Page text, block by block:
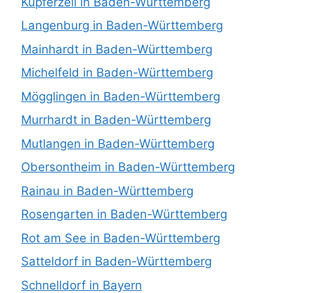
Langenburg in Baden-Württemberg
Mainhardt in Baden-Württemberg
Michelfeld in Baden-Württemberg
Mögglingen in Baden-Württemberg
Murrhardt in Baden-Württemberg
Mutlangen in Baden-Württemberg
Obersontheim in Baden-Württemberg
Rainau in Baden-Württemberg
Rosengarten in Baden-Württemberg
Rot am See in Baden-Württemberg
Satteldorf in Baden-Württemberg
Schnelldorf in Bayern